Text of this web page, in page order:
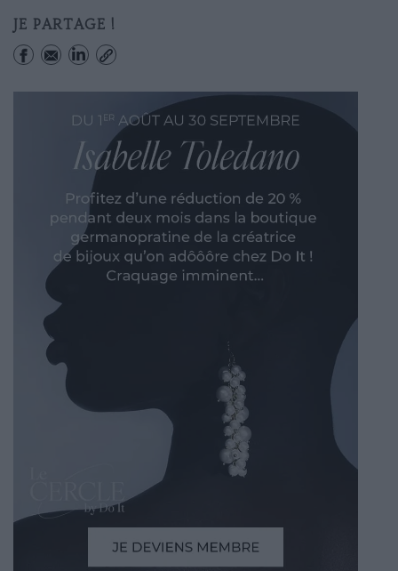
JE PARTAGE !